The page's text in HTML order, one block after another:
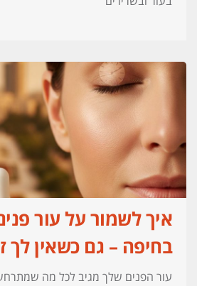
איך לשמור על עור
בחיפה – גם כשאין לך
עור הפנים שלך מגיב לכל מה